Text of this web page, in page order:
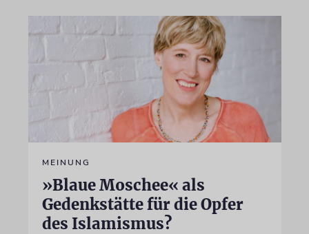
MEINUNG
»Blaue Moschee« als
Gedenkstätte für die Opfer
des Islamismus?